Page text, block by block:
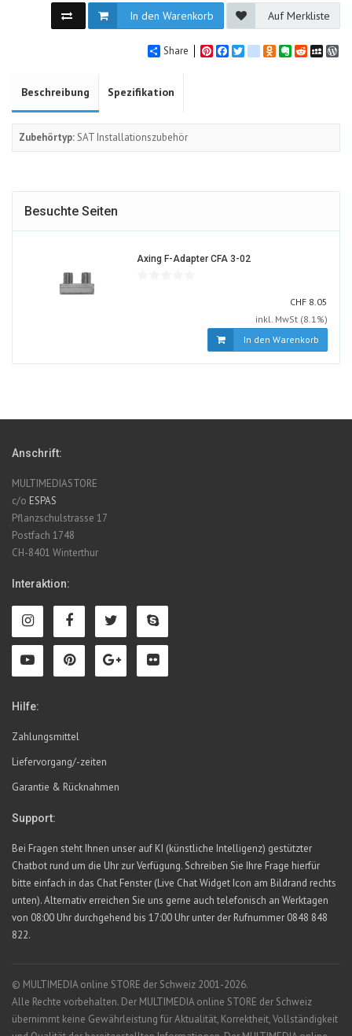
In den Warenkorb Auf Merkliste
Share PinterestFacebook
Twittergoogle_bookmarks
Odnoklassniki
Evernote
Reddit
Beschreibung Spezifikation
Zubehörtyp: SAT Installationszubehör
Besuchte Seiten
Axing F-Adapter CFA 3-02
CHF CHF
8.05
inkl. MwSt (8.1%)
In den Warenkorb
Anschrift:
MULTIMEDIASTORE
c/o ESPAS
Pflanzschulstrasse 17
Postfach 1748
CH-8401 Winterthur
Interaktion:
Hilfe:
Zahlungsmittel
Liefervorgang/-zeiten
Garantie & Rücknahmen
Support:
Bei Fragen steht Ihnen unser auf KI (künstliche Intelligenz) gestützter
Chatbot rund um die Uhr zur Verfügung. Schreiben Sie Ihre Frage hierfür
bitte einfach in das Chat Fenster (Live Chat Widget Icon am Bildrand rechts
unten). Alternativ erreichen Sie uns gerne auch telefonisch an Werktagen
von 08:00 Uhr durchgehend bis 17:00 Uhr unter der Rufnummer 0848 848
822.
© MULTIMEDIA online STORE der Schweiz 2001-2026.
Alle Rechte vorbehalten. Der MULTIMEDIA online STORE der Schweiz
übernimmt keine Gewährleistung für Aktualität, Korrektheit, Vollständigkeit